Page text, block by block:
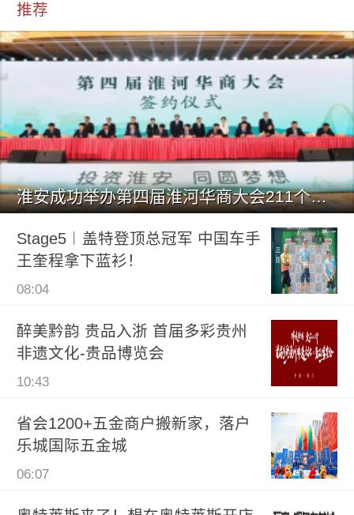
推荐
淮安成功举办第四届淮河华商大会211个签约项目 总投资1486.
Stage5︱盖特登顶总冠军 中国车手
王奎程拿下蓝衫！
08:04
醉美黔韵 贵品入浙 首届多彩贵州
非遗文化-贵品博览会
10:43
省会1200+五金商户搬新家，落户
乐城国际五金城
06:07